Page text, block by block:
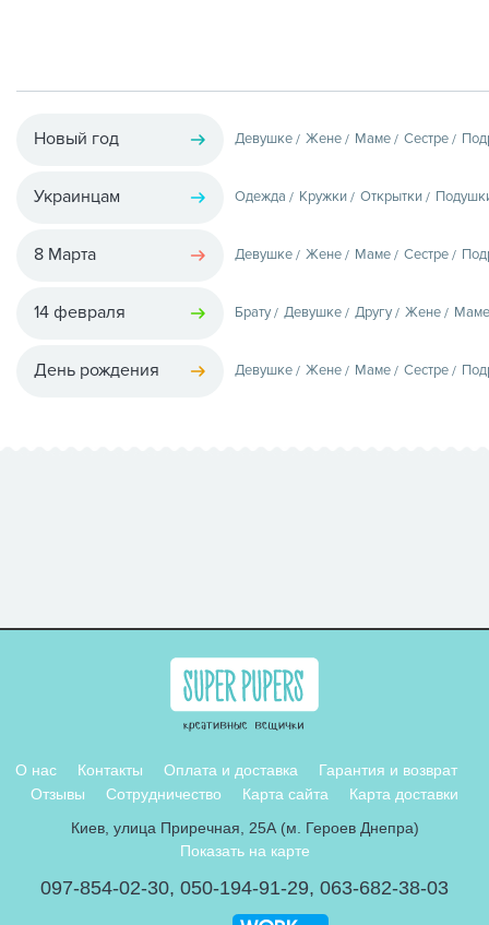
Новый год Девушке Жене Маме Сестре
Украинцам Одежда Кружки Открытки
8 Марта Девушке Жене Маме Сестре
14 февраля Брату Девушке Другу Жене Маме
День рождения Девушке Жене Маме Сестре
О нас Контакты Оплата и доставка
Гарантия и возврат
Отзывы
Сотрудничество Карта сайта
Карта доставки
Киев, улица Приречная, 25А (м. Героев Днепра)
Показать на карте
097-854-02-30, 050-194-91-29, 063-682-38-03